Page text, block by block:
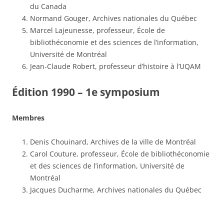
du Canada
Normand Gouger, Archives nationales du Québec
Marcel Lajeunesse, professeur, École de
bibliothéconomie et des sciences de l’information,
Université de Montréal
Jean-Claude Robert, professeur d’histoire à l’UQAM
Édition 1990 – 1e symposium
Membres
Denis Chouinard, Archives de la ville de Montréal
Carol Couture, professeur, École de bibliothéconomie
et des sciences de l’information, Université de
Montréal
Jacques Ducharme, Archives nationales du Québec